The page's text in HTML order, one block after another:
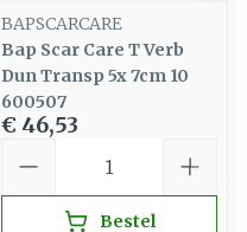
BAPSCARCARE
Bap Scar Care T Verb
Dun Transp 5x 7cm 10
600507
€ 46,53
Bestel